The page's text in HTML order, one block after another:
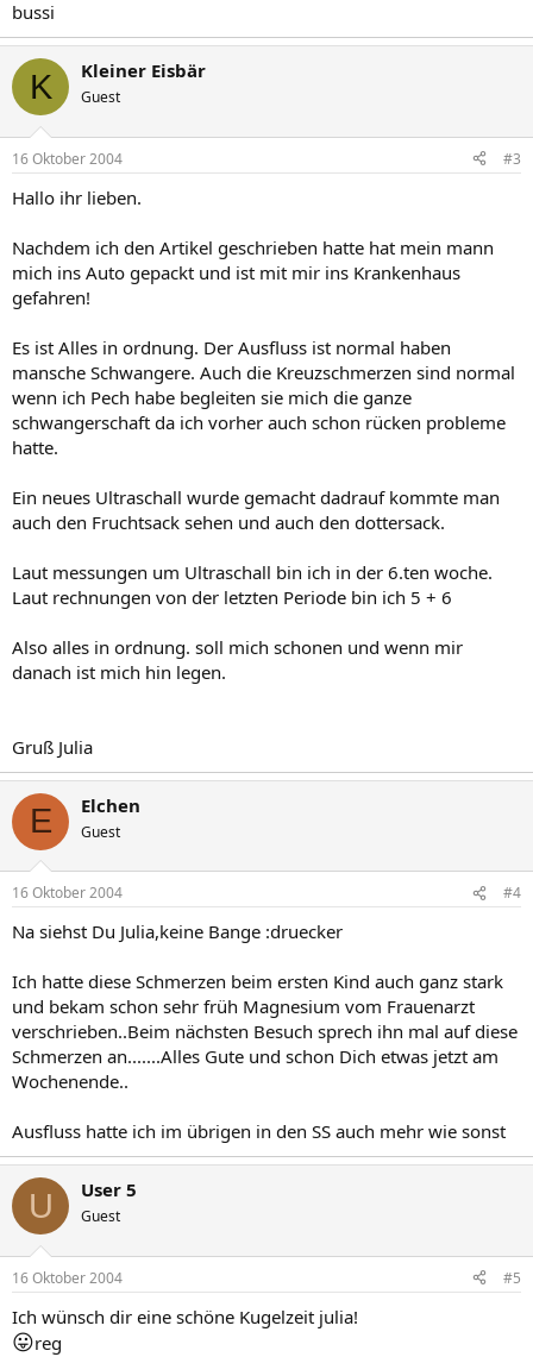
bussi
K Kleiner Eisbär
Guest
16 Oktober 2004 #3
Hallo ihr lieben.
Nachdem ich den Artikel geschrieben hatte hat mein mann
mich ins Auto gepackt und ist mit mir ins Krankenhaus
gefahren!
Es ist Alles in ordnung. Der Ausfluss ist normal haben
mansche Schwangere. Auch die Kreuzschmerzen sind normal
wenn ich Pech habe begleiten sie mich die ganze
schwangerschaft da ich vorher auch schon rücken probleme
hatte.
Ein neues Ultraschall wurde gemacht dadrauf kommte man
auch den Fruchtsack sehen und auch den dottersack.
Laut messungen um Ultraschall bin ich in der 6.ten woche.
Laut rechnungen von der letzten Periode bin ich 5 + 6
Also alles in ordnung. soll mich schonen und wenn mir
danach ist mich hin legen.
Gruß Julia
E Elchen
Guest
16 Oktober 2004 #4
Na siehst Du Julia,keine Bange :druecker
Ich hatte diese Schmerzen beim ersten Kind auch ganz stark
und bekam schon sehr früh Magnesium vom Frauenarzt
verschrieben..Beim nächsten Besuch sprech ihn mal auf diese
Schmerzen an.......Alles Gute und schon Dich etwas jetzt am
Wochenende..
Ausfluss hatte ich im übrigen in den SS auch mehr wie sonst
U User 5
Guest
16 Oktober 2004 #5
Ich wünsch dir eine schöne Kugelzeit julia!
😛reg